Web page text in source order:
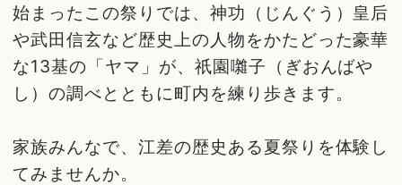
始まったこの祭りでは、神功（じんぐう）皇后
や武田信玄など歴史上の人物をかたどった豪華
な13基の「ヤマ」が、祇園囃子（ぎおんばや
し）の調べとともに町内を練り歩きます。
家族みんなで、江差の歴史ある夏祭りを体験し
てみませんか。